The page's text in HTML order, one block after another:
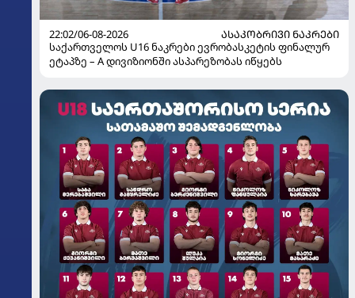
22:02/06-08-2026
ᲐᲡᲐᲙᲝᲑᲠᲘᲕᲘ ᲜᲐᲙᲠᲔᲑᲘ
საქართველოს U16 ნაკრები ევრობასკეტის ფინალურ
ეტაპზე – A დივიზიონში ასპარეზობას იწყებს